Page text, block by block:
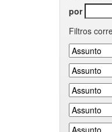
por
Filtros